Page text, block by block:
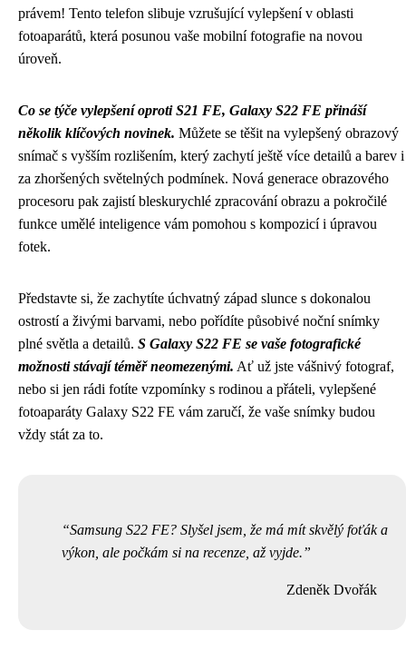
právem! Tento telefon slibuje vzrušující vylepšení v oblasti
fotoaparátů, která posunou vaše mobilní fotografie na novou
úroveň.
Co se týče vylepšení oproti S21 FE, Galaxy S22 FE přináší
několik klíčových novinek. Můžete se těšit na vylepšený obrazový
snímač s vyšším rozlišením, který zachytí ještě více detailů a barev i
za zhoršených světelných podmínek. Nová generace obrazového
procesoru pak zajistí bleskurychlé zpracování obrazu a pokročilé
funkce umělé inteligence vám pomohou s kompozicí i úpravou
fotek.
Představte si, že zachytíte úchvatný západ slunce s dokonalou
ostrostí a živými barvami, nebo pořídíte působivé noční snímky
plné světla a detailů. S Galaxy S22 FE se vaše fotografické
možnosti stávají téměř neomezenými. Ať už jste vášnivý fotograf,
nebo si jen rádi fotíte vzpomínky s rodinou a přáteli, vylepšené
fotoaparáty Galaxy S22 FE vám zaručí, že vaše snímky budou
vždy stát za to.
Samsung S22 FE? Slyšel jsem, že má mít skvělý foťák a
výkon, ale počkám si na recenze, až vyjde.
Zdeněk Dvořák